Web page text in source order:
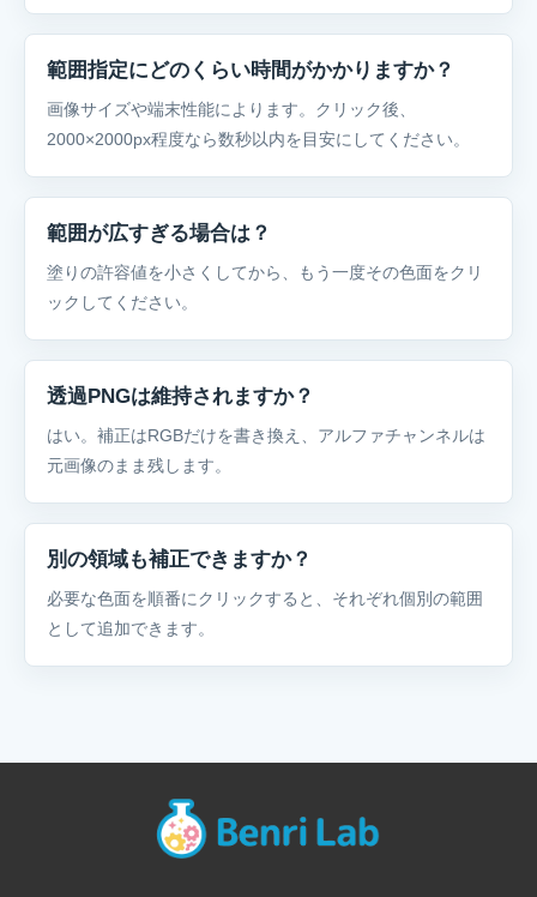
範囲指定にどのくらい時間がかかりますか？
画像サイズや端末性能によります。クリック後、
2000×2000px程度なら数秒以内を目安にしてください。
範囲が広すぎる場合は？
塗りの許容値を小さくしてから、もう一度その色面をクリ
ックしてください。
透過PNGは維持されますか？
はい。補正はRGBだけを書き換え、アルファチャンネルは
元画像のまま残します。
別の領域も補正できますか？
必要な色面を順番にクリックすると、それぞれ個別の範囲
として追加できます。